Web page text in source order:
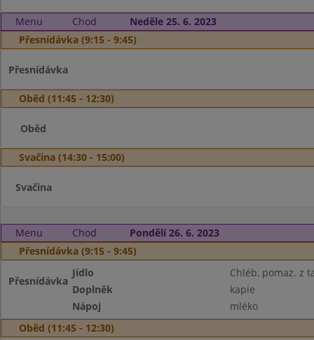
Menu Chod
Neděle 25. 6. 2023
Přesnídávka (9:15 - 9:45)
Přesnídávka
Oběd (11:45 - 12:30)
Oběd
Svačina (14:30 - 15:00)
Svačina
Menu Chod
Pondělí 26. 6. 2023
Přesnídávka (9:15 - 9:45)
Přesnídávka
Jídlo
Chléb, pomaz. z
Doplněk
kapie
Nápoj
mléko
Oběd (11:45 - 12:30)